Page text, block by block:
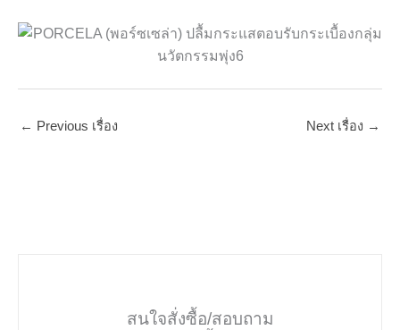
← Previous เรื่อง Next เรื่อง →
สนใจสั่งซื้อ/สอบถาม